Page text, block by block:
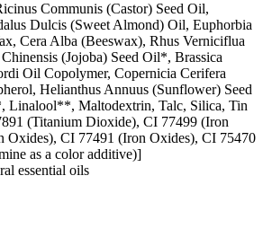
Communis (Castor) Seed Oil,
Dulcis (Sweet Almond) Oil, Euphorbia
Cera Alba (Beeswax), Rhus Verniciflua
(Jojoba) Seed Oil*, Brassica
Oil Copolymer, Copernicia Cerifera
Helianthus Annuus (Sunflower) Seed
Linalool**, Maltodextrin, Talc, Silica, Tin
(Titanium Dioxide), CI 77499 (Iron
Oxides), CI 77491 (Iron Oxides), CI 75470
as a color additive)]
essential oils